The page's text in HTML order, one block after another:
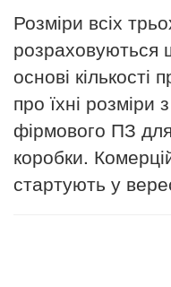
Розміри всіх
основі кількості
про їхні розміри
фірмового ПЗ для
коробки.
стартують у